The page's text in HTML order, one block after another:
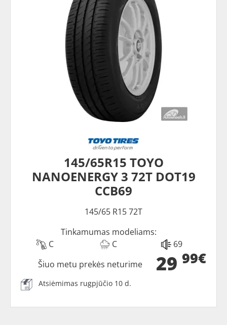
145/65R15 TOYO
NANOENERGY 3 72T DOT19
CCB69
145/65 R15 72T
Tinkamumas modeliams:
C
C 69
29 99€
Šiuo metu prekės neturime
Atsiėmimas rugpjūčio 10 d.